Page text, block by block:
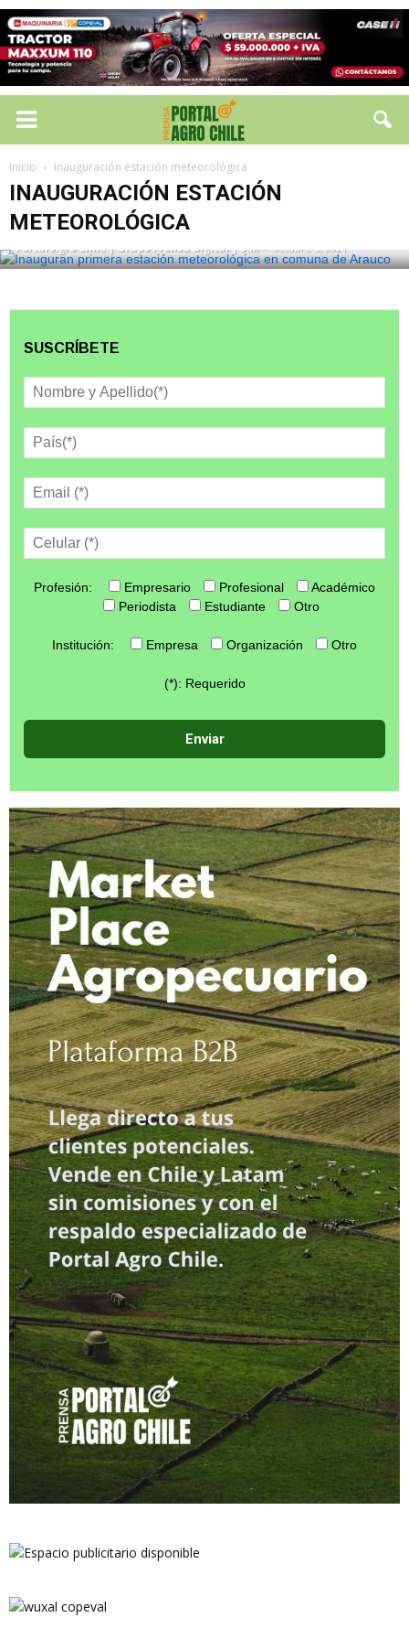
Inicio Inauguración estación meteorológica
INAUGURACIÓN ESTACIÓN
METEOROLÓGICA
INAUGURACIÓN ESTACIÓN METEOROLÓGICA
Inauguran primera estación
meteorológica en comuna de Arauco
Portal Agro Chile | Grupo Prensa Digital | S.M - octubre 5, 2021
SUSCRÍBETE
Profesión: Empresario Profesional
Académico
Periodista
Estudiante Otro
Institución: Empresa Organización Otro
(*): Requerido